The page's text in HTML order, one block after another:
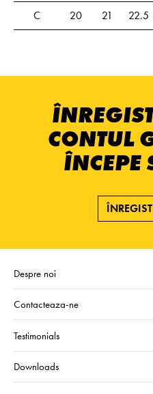
C
20 21 22.5
CONTUL
ÎNCEPE
Despre noi
Contacteaza-ne
Testimonials
Downloads